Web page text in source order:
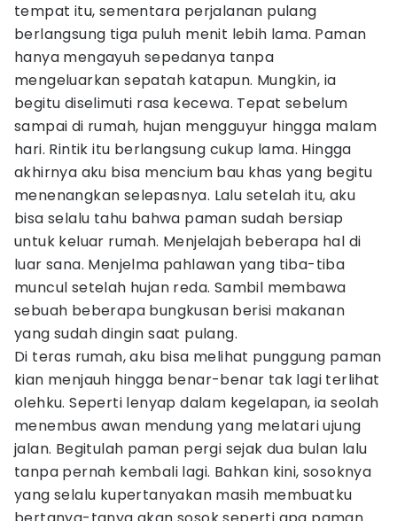
tempat itu, sementara perjalanan pulang
berlangsung tiga puluh menit lebih lama. Paman
hanya mengayuh sepedanya tanpa
mengeluarkan sepatah katapun. Mungkin, ia
begitu diselimuti rasa kecewa. Tepat sebelum
sampai di rumah, hujan mengguyur hingga malam
hari. Rintik itu berlangsung cukup lama. Hingga
akhirnya aku bisa mencium bau khas yang begitu
menenangkan selepasnya. Lalu setelah itu, aku
bisa selalu tahu bahwa paman sudah bersiap
untuk keluar rumah. Menjelajah beberapa hal di
luar sana. Menjelma pahlawan yang tiba-tiba
muncul setelah hujan reda. Sambil membawa
sebuah beberapa bungkusan berisi makanan
yang sudah dingin saat pulang.
Di teras rumah, aku bisa melihat punggung paman
kian menjauh hingga benar-benar tak lagi terlihat
olehku. Seperti lenyap dalam kegelapan, ia seolah
menembus awan mendung yang melatari ujung
jalan. Begitulah paman pergi sejak dua bulan lalu
tanpa pernah kembali lagi. Bahkan kini, sosoknya
yang selalu kupertanyakan masih membuatku